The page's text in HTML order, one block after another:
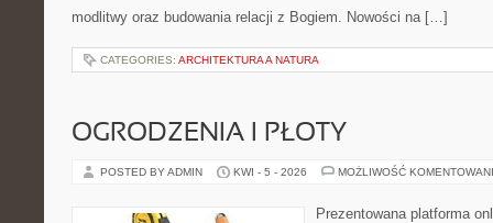
modlitwy oraz budowania relacji z Bogiem. Nowości na […]
CATEGORIES: ARCHITEKTURA A NATURA
OGRODZENIA I PŁOTY
POSTED BY ADMIN KWI - 5 - 2026 MOŻLIWOŚĆ
Prezentowana platforma